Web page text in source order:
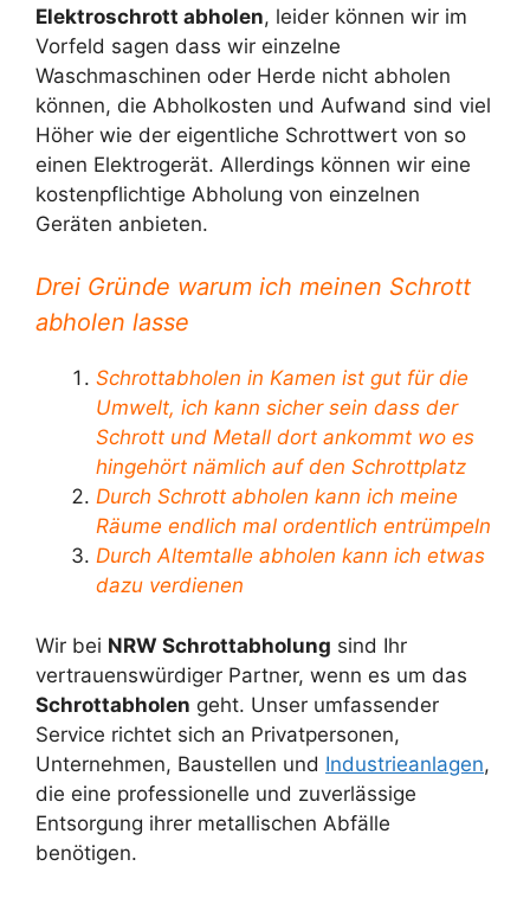
Elektroschrott abholen, leider können wir im
Vorfeld sagen dass wir einzelne
Waschmaschinen oder Herde nicht abholen
können, die Abholkosten und Aufwand sind viel
Höher wie der eigentliche Schrottwert von so
einen Elektrogerät. Allerdings können wir eine
kostenpflichtige Abholung von einzelnen
Geräten anbieten.
Drei Gründe warum ich meinen Schrott
abholen lasse
Schrottabholen in Kamen ist gut für die
Umwelt, ich kann sicher sein dass der
Schrott und Metall dort ankommt wo es
hingehört nämlich auf den Schrottplatz
Durch Schrott abholen kann ich meine
Räume endlich mal ordentlich entrümpeln
Durch Altemtalle abholen kann ich etwas
dazu verdienen
Wir bei NRW Schrottabholung sind Ihr
vertrauenswürdiger Partner, wenn es um das
Schrottabholen geht. Unser umfassender
Service richtet sich an Privatpersonen,
Unternehmen, Baustellen und Industrieanlagen,
die eine professionelle und zuverlässige
Entsorgung ihrer metallischen Abfälle
benötigen.